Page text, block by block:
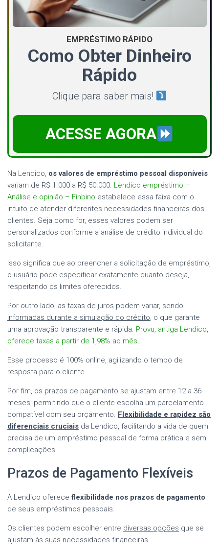
EMPRÉSTIMO RÁPIDO
Como Obter Dinheiro
Rápido
Clique para saber mais!
ACESSE AGORA
Na Lendico, os valores de empréstimo pessoal disponíveis
variam de R$ 1.000 a R$ 50.000. Lendico empréstimo –
Análise e opinião – Finbino estabelece essa faixa com o
intuito de atender diferentes necessidades financeiras dos
clientes. Seja como for, esses valores podem ser
personalizados conforme a análise de crédito individual do
solicitante.
Isso significa que ao preencher a solicitação de empréstimo,
o usuário pode especificar exatamente quanto deseja,
respeitando os limites oferecidos.
Por outro lado, as taxas de juros podem variar, sendo
informadas durante a simulação do crédito, o que garante
uma aprovação transparente e rápida. Provu, antiga Lendico,
oferece taxas a partir de 1,98% ao mês.
Esse processo é 100% online, agilizando o tempo de
resposta para o cliente.
Por fim, os prazos de pagamento se ajustam entre 12 a 36
meses, permitindo que o cliente escolha um parcelamento
compatível com seu orçamento. Flexibilidade e rapidez são
diferenciais cruciais da Lendico, facilitando a vida de quem
precisa de um empréstimo pessoal de forma prática e sem
complicações.
Prazos de Pagamento Flexíveis
A Lendico ofereceflexibilidade nos prazos de pagamento
de seus empréstimos pessoais.
Os clientes podem escolher entre diversas opções que se
ajustam às suas necessidades financeiras.